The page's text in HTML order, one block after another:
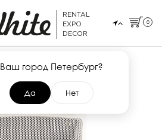
RENTAL
EXPO
DECOR
Ваш город Петербург?
Да Нет
0